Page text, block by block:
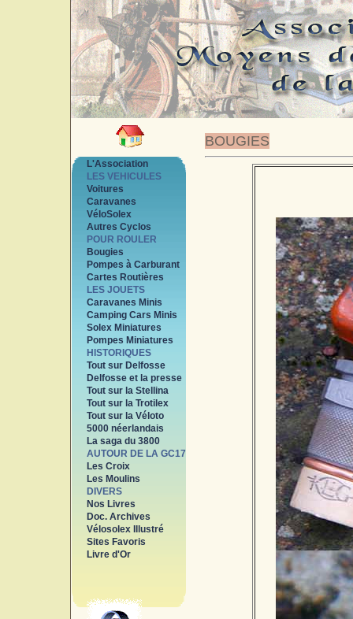
BOUGIES
L'Association
LES VEHICULES
Voitures
Caravanes
VéloSolex
Autres Cyclos
POUR ROULER
Bougies
Pompes à Carburant
Cartes Routières
LES JOUETS
Caravanes Minis
Camping Cars Minis
Solex Miniatures
Pompes Miniatures
HISTORIQUES
Tout sur Delfosse
Delfosse et la presse
Tout sur la Stellina
Tout sur la Trotilex
Tout sur la Véloto
5000 néerlandais
La saga du 3800
AUTOUR DE LA GC17
Les Croix
Les Moulins
DIVERS
Nos Livres
Doc. Archives
Vélosolex Illustré
Sites Favoris
Livre d'Or